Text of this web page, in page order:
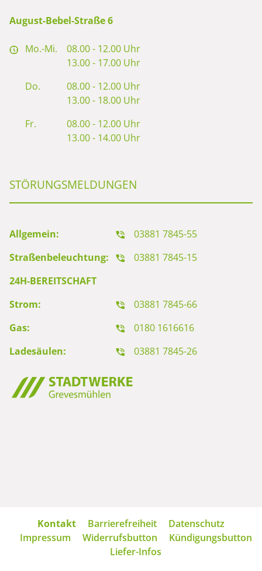
August-Bebel-Straße 6
Mo.-Mi. 08.00 - 12.00 Uhr
13.00 - 17.00 Uhr
Do.
08.00 - 12.00 Uhr
13.00 - 18.00 Uhr
Fr.
08.00 - 12.00 Uhr
13.00 - 14.00 Uhr
STÖRUNGSMELDUNGEN
Allgemein:
03881 7845-55
Straßenbeleuchtung:
03881 7845-15
24H-BEREITSCHAFT
Strom:
03881 7845-66
Gas:
0180 1616616
Ladesäulen:
03881 7845-26
Navigation
überspringen
Kontakt Barrierefreiheit
Datenschutz
Impressum
Widerrufsbutton
Kündigungsbutton
Liefer-Infos